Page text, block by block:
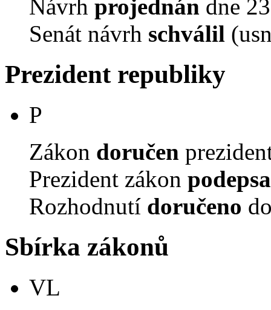
Návrh projednán dne
Senát návrh schválil
Prezident republiky
P
Zákon doručen
Prezident zákon
Rozhodnutí doručeno
Sbírka zákonů
VL